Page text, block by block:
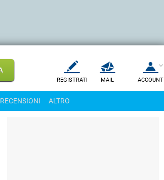
REGISTRATI MAIL ACCOUNT
RECENSIONI ALTRO